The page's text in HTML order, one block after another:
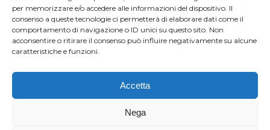
per memorizzare e/o accedere alle informazioni del dispositivo. Il
consenso a queste tecnologie ci permetterà di elaborare dati come il
comportamento di navigazione o ID unici su questo sito. Non
acconsentire o ritirare il consenso può influire negativamente su alcune
caratteristiche e funzioni.
Accetta
Nega
SIMONE DEROMEDIS SKIALPDEIPARCHI SKICROSS
SLOPESTYLE SNOWBOARD
SNOWBOARDCROSS SPRINT
THERESE JOHAUG
TRANSCAVALLO TROFEO MEZZALAMA
VAL DI FIEMME